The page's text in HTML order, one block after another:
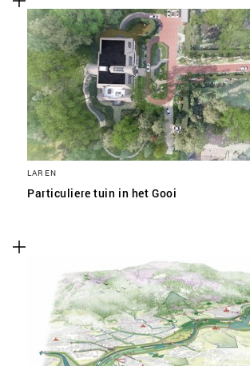
LAREN
Particuliere tuin in het Gooi